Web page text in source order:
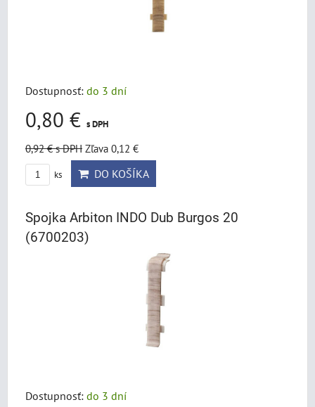
Dostupnosť: do 3 dní
0,80 € s DPH
0,92 €s DPH Zľava 0,12 €
ks DO KOŠÍKA
Spojka Arbiton INDO Dub Burgos 20
(6700203)
Dostupnosť: do 3 dní